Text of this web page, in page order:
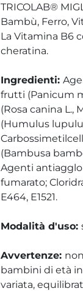
TRICOLAB®
Bambù, Ferro,
La Vitamina B6
cheratina.
Ingredienti:
frutti (Panicum
(Rosa canina L.,
(Humulus
(Bambusa
Agenti
fumarato;
E464, E1521.
Modalità d'uso:
Avvertenze:
bambini di età
variata,